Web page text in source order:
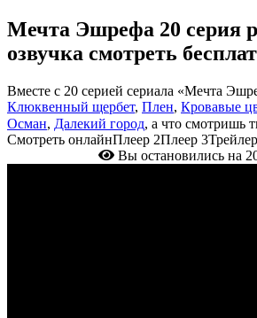
Мечта Эшрефа 20 серия
озвучка смотреть
Вместе с 20 серией сериала «Мечта
Клюквенный щербет, Плен, Кровавые
Осман, Далекий город, а что смотришь
Смотреть онлайнПлеер 2Плеер 3Трейлер
Вы остановились на